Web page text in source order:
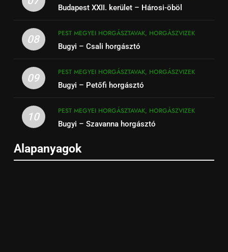
Budapest XXII. kerület – Hárosi-öböl
08
PEST MEGYEI HORGÁSZTAVAK, HORGÁSZVIZEK
Bugyi – Csali horgásztó
09
PEST MEGYEI HORGÁSZTAVAK, HORGÁSZVIZEK
Bugyi – Petőfi horgásztó
10
PEST MEGYEI HORGÁSZTAVAK, HORGÁSZVIZEK
Bugyi – Szavanna horgásztó
Alapanyagok